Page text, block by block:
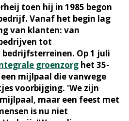
toen hij in 1985 begon
Vanaf het begin lag
van klanten: van
tot
Op 1 juli
groenzorg het 35-
mijlpaal die vanwege
voorbijging. 'We zijn
maar een feest met
is nu niet